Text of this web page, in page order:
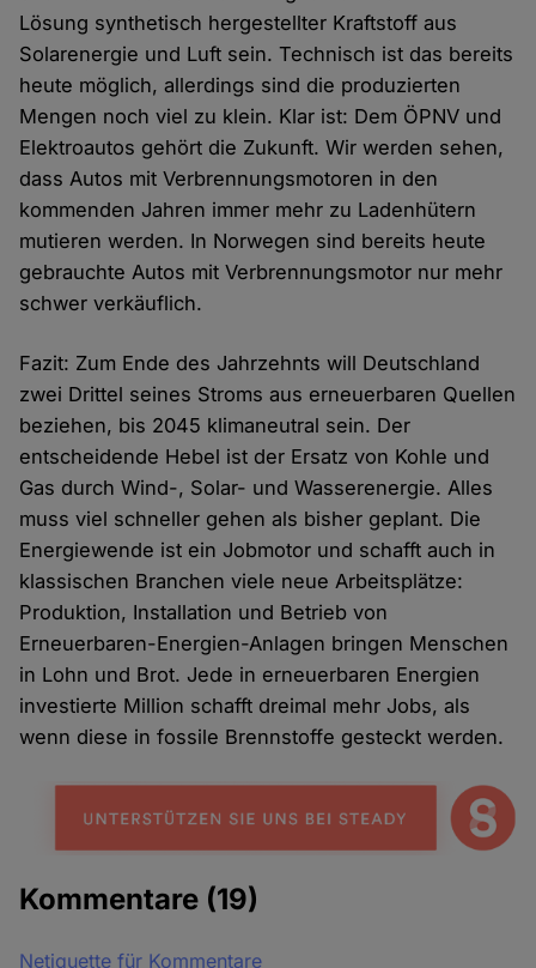
Lösung synthetisch hergestellter Kraftstoff aus
Solarenergie und Luft sein. Technisch ist das bereits
heute möglich, allerdings sind die produzierten
Mengen noch viel zu klein. Klar ist: Dem ÖPNV und
Elektroautos gehört die Zukunft. Wir werden sehen,
dass Autos mit Verbrennungsmotoren in den
kommenden Jahren immer mehr zu Ladenhütern
mutieren werden. In Norwegen sind bereits heute
gebrauchte Autos mit Verbrennungsmotor nur mehr
schwer verkäuflich.
Fazit: Zum Ende des Jahrzehnts will Deutschland
zwei Drittel seines Stroms aus erneuerbaren Quellen
beziehen, bis 2045 klimaneutral sein. Der
entscheidende Hebel ist der Ersatz von Kohle und
Gas durch Wind-, Solar- und Wasserenergie. Alles
muss viel schneller gehen als bisher geplant. Die
Energiewende ist ein Jobmotor und schafft auch in
klassischen Branchen viele neue Arbeitsplätze:
Produktion, Installation und Betrieb von
Erneuerbaren-Energien-Anlagen bringen Menschen
in Lohn und Brot. Jede in erneuerbaren Energien
investierte Million schafft dreimal mehr Jobs, als
wenn diese in fossile Brennstoffe gesteckt werden.
Kommentare (19)
Netiquette für Kommentare